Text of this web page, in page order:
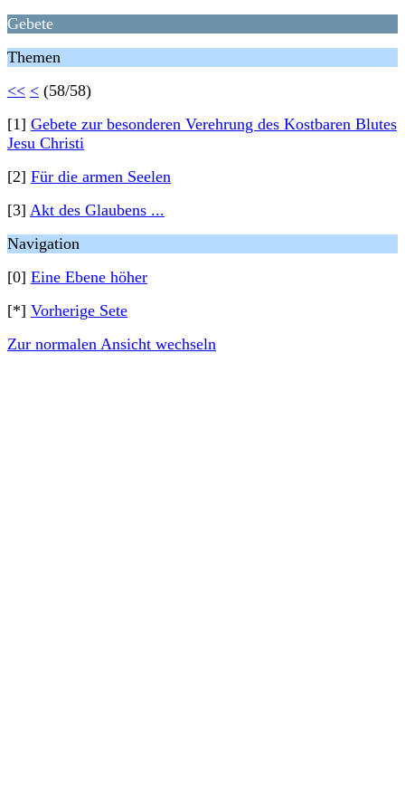
Gebete
Themen
<< < (58/58)
[1] Gebete zur besonderen Verehrung des Kostbaren Blutes
Jesu Christi
[2] Für die armen Seelen
[3] Akt des Glaubens ...
Navigation
[0] Eine Ebene höher
[*] Vorherige Sete
Zur normalen Ansicht wechseln